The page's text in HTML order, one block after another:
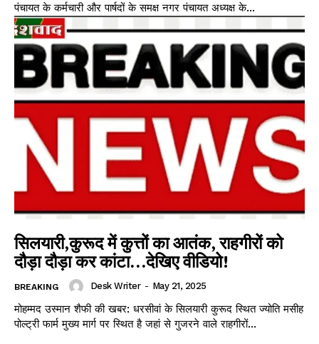
पंचायत के कर्मचारी और पार्षदों के समक्ष नगर पंचायत अध्यक्ष के...
सिलयारी,कुरूद में कुत्तों का आतंक, राहगीरों को
दौड़ा दौड़ा कर कांटा…देखिए वीडियो!
BREAKING Desk Writer - May 21, 2025
मोहम्मद उस्मान शैफी की खबर: धरसीवां के सिलयारी कुरूद स्थित ज्योति मसीह
पोल्ट्री फार्म मुख्य मार्ग पर स्थित है जहां से गुजरने वाले राहगीरों...